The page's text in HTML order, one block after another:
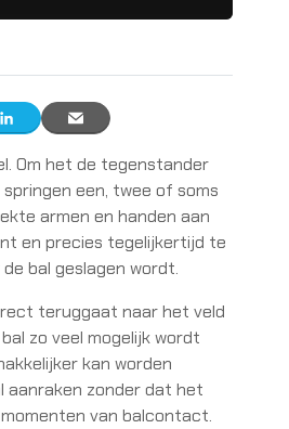
Om het de tegenstander
een, twee of soms
armen en handen aan
en precies tegelijkertijd te
bal geslagen wordt.
teruggaat naar het veld
zo veel mogelijk wordt
kan worden
aanraken zonder dat het
van balcontact.